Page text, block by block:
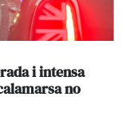
i intensa
no